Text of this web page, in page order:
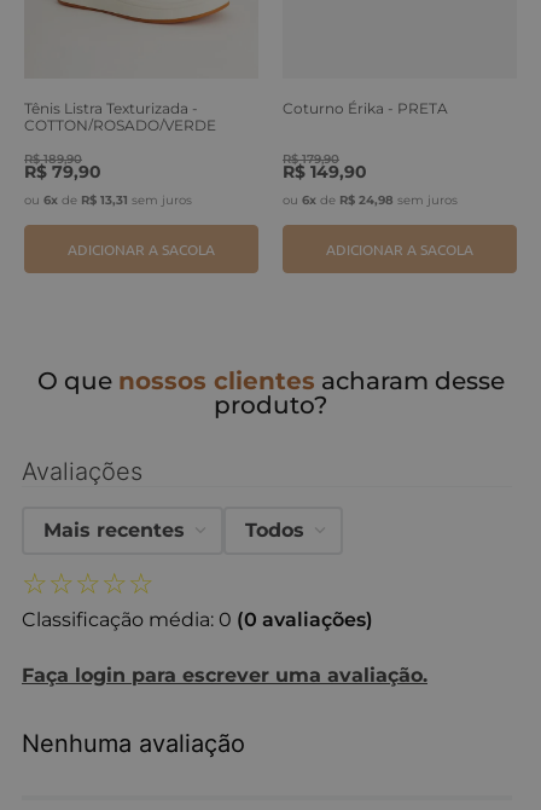
Tênis Listra Texturizada -
COTTON/ROSADO/VERDE
R$ 189,90
R$ 79,90
ou 6x de R$ 13,31 sem juros
ADICIONAR A SACOLA
Coturno Érika - PRETA
R$ 179,90
R$ 149,90
ou 6x de R$ 24,98 sem juros
ADICIONAR A SACOLA
O que nossos clientes acharam desse
produto?
Avaliações
☆☆☆☆☆
Classificação média: 0 (0 avaliações)
Faça login para escrever uma avaliação.
Mais recentes Todos
Nenhuma avaliação